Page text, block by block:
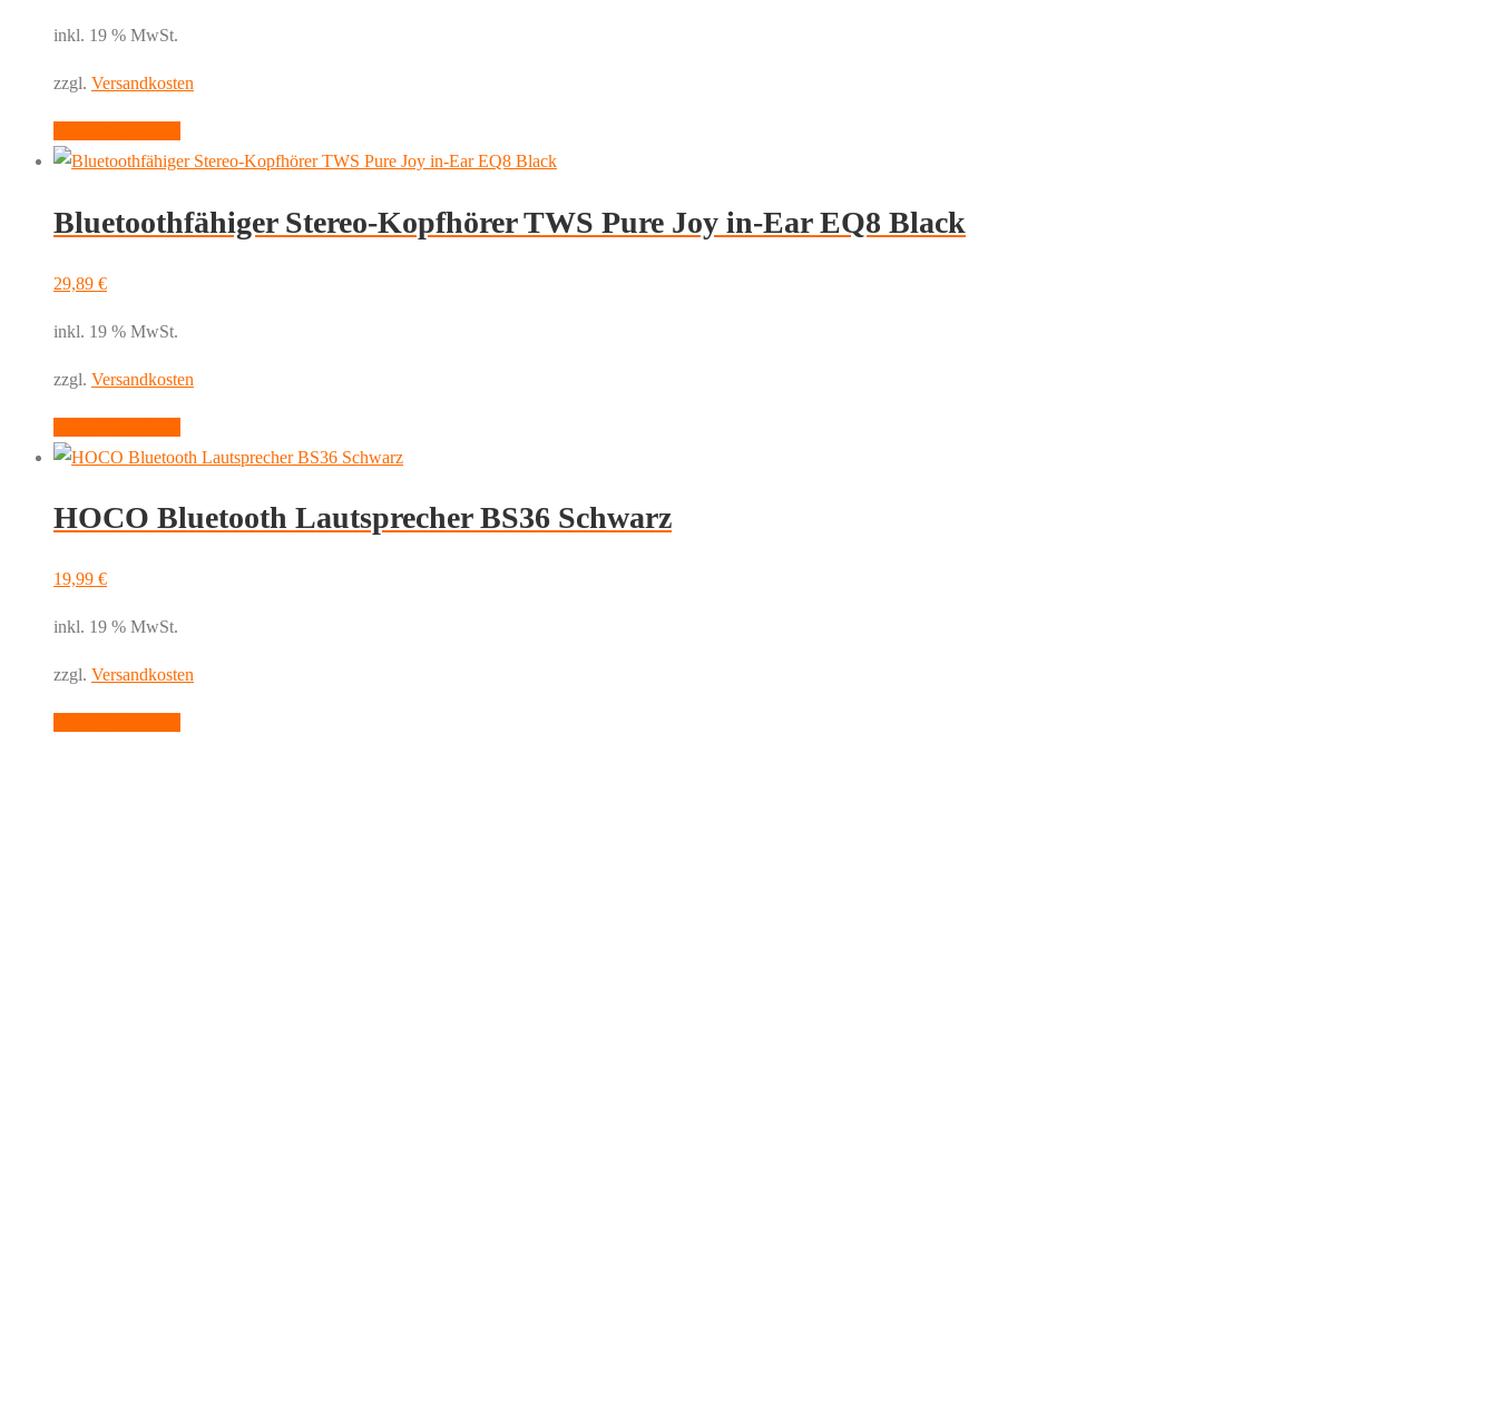
inkl. 19 % MwSt.
zzgl. Versandkosten
Bluetoothfähiger Stereo-Kopfhörer TWS Pure Joy in-Ear EQ8 Black
29,89 €
inkl. 19 % MwSt.
zzgl. Versandkosten
HOCO Bluetooth Lautsprecher BS36 Schwarz
19,99 €
inkl. 19 % MwSt.
zzgl. Versandkosten